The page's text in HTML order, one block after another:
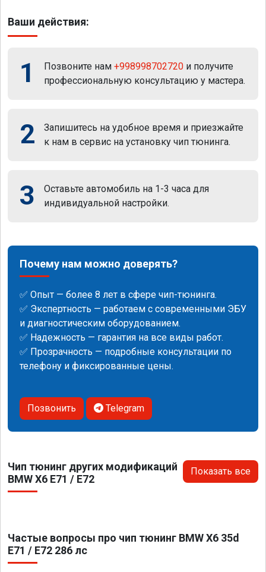
Ваши действия:
1 Позвоните нам +998998702720 и получите
профессиональную консультацию у мастера.
2
Запишитесь на удобное время и приезжайте
к нам в сервис на установку чип тюнинга.
3
Оставьте автомобиль на 1-3 часа для
индивидуальной настройки.
Почему нам можно доверять?
✅ Опыт — более 8 лет в сфере чип-тюнинга.
✅ Экспертность — работаем с современными ЭБУ
и диагностическим оборудованием.
✅ Надежность — гарантия на все виды работ.
✅ Прозрачность — подробные консультации по
телефону и фиксированные цены.
Позвонить Telegram
Чип тюнинг других модификаций
BMW X6 E71 / E72
Показать все
Частые вопросы про чип тюнинг BMW X6 35d
E71 / E72 286 лс